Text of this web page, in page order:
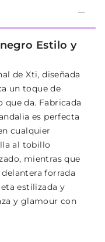
Estilo y
de Xti, diseñada
un toque de
que da. Fabricada
es perfecta
cualquier
al tobillo
mientras que
forrada
estilizada y
y glamour con